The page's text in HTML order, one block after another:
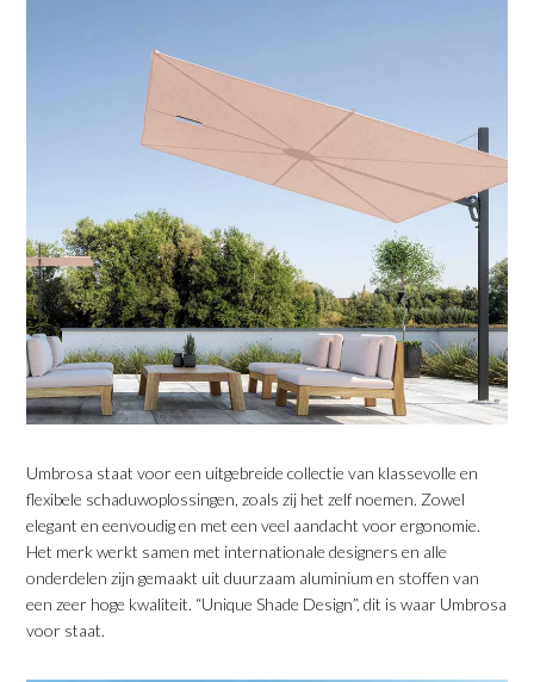
Umbrosa staat voor een uitgebreide collectie van klassevolle en
flexibele schaduwoplossingen, zoals zij het zelf noemen. Zowel
elegant en eenvoudig en met een veel aandacht voor ergonomie.
Het merk werkt samen met internationale designers en alle
onderdelen zijn gemaakt uit duurzaam aluminium en stoffen van
een zeer hoge kwaliteit. “Unique Shade Design”, dit is waar Umbrosa
voor staat.